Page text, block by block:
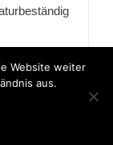
anschauen
Website weiter
aus.